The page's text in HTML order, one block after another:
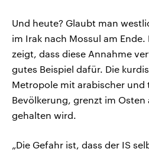
Und heute? Glaubt man
im Irak nach Mossul am Ende.
zeigt, dass diese Annahme
gutes Beispiel dafür. Die
Metropole mit arabischer und
Bevölkerung, grenzt im Osten
gehalten wird.
„Die Gefahr ist, dass der IS